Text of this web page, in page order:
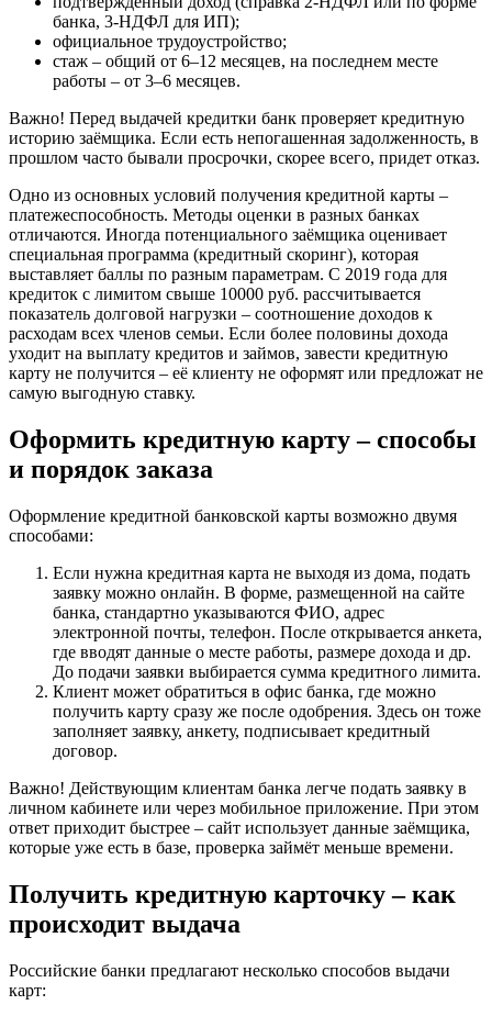
банка, 3-НДФЛ для ИП);
официальное трудоустройство;
стаж – общий от 6–12 месяцев, на последнем месте
работы – от 3–6 месяцев.
Важно! Перед выдачей кредитки банк проверяет кредитную
историю заёмщика. Если есть непогашенная задолженность, в
прошлом часто бывали просрочки, скорее всего, придет отказ.
Одно из основных условий получения кредитной карты –
платежеспособность. Методы оценки в разных банках
отличаются. Иногда потенциального заёмщика оценивает
специальная программа (кредитный скоринг), которая
выставляет баллы по разным параметрам. С 2019 года для
кредиток с лимитом свыше 10000 руб. рассчитывается
показатель долговой нагрузки – соотношение доходов к
расходам всех членов семьи. Если более половины дохода
уходит на выплату кредитов и займов, завести кредитную
карту не получится – её клиенту не оформят или предложат не
самую выгодную ставку.
Оформить кредитную карту – способы
и порядок заказа
Оформление кредитной банковской карты возможно двумя
способами:
Если нужна кредитная карта не выходя из дома, подать
заявку можно онлайн. В форме, размещенной на сайте
банка, стандартно указываются ФИО, адрес
электронной почты, телефон. После открывается анкета,
где вводят данные о месте работы, размере дохода и др.
До подачи заявки выбирается сумма кредитного лимита.
Клиент может обратиться в офис банка, где можно
получить карту сразу же после одобрения. Здесь он тоже
заполняет заявку, анкету, подписывает кредитный
договор.
Важно! Действующим клиентам банка легче подать заявку в
личном кабинете или через мобильное приложение. При этом
ответ приходит быстрее – сайт использует данные заёмщика,
которые уже есть в базе, проверка займёт меньше времени.
Получить кредитную карточку – как
происходит выдача
Российские банки предлагают несколько способов выдачи
карт: